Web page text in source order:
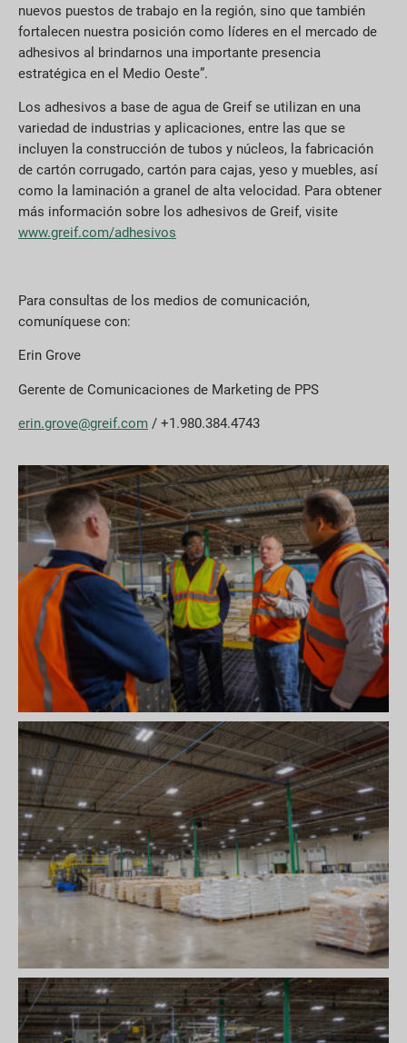
nuevos puestos de trabajo en la región, sino que también
fortalecen nuestra posición como líderes en el mercado de
adhesivos al brindarnos una importante presencia
estratégica en el Medio Oeste”.
Los adhesivos a base de agua de Greif se utilizan en una
variedad de industrias y aplicaciones, entre las que se
incluyen la construcción de tubos y núcleos, la fabricación
de cartón corrugado, cartón para cajas, yeso y muebles, así
como la laminación a granel de alta velocidad. Para obtener
más información sobre los adhesivos de Greif, visite
www.greif.com/adhesivos
Para consultas de los medios de comunicación,
comuníquese con:
Erin Grove
Gerente de Comunicaciones de Marketing de PPS
erin.grove@greif.com / +1.980.384.4743